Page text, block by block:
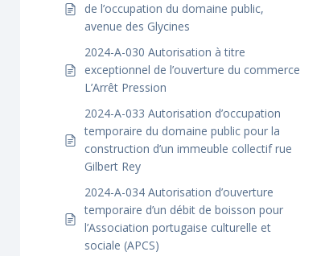
de l’occupation du domaine public,
avenue des Glycines
2024-A-030 Autorisation à titre
exceptionnel de l’ouverture du commerce
L’Arrêt Pression
2024-A-033 Autorisation d’occupation
temporaire du domaine public pour la
construction d’un immeuble collectif rue
Gilbert Rey
2024-A-034 Autorisation d’ouverture
temporaire d’un débit de boisson pour
l’Association portugaise culturelle et
sociale (APCS)